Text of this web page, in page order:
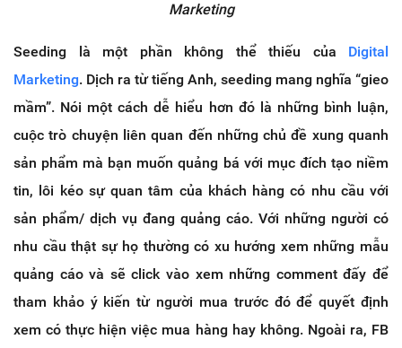
Marketing
Seeding là một phần không thể thiếu của Digital
Marketing. Dịch ra từ tiếng Anh, seeding mang nghĩa “gieo
mầm”. Nói một cách dễ hiểu hơn đó là những bình luận,
cuộc trò chuyện liên quan đến những chủ đề xung quanh
sản phẩm mà bạn muốn quảng bá với mục đích tạo niềm
tin, lôi kéo sự quan tâm của khách hàng có nhu cầu với
sản phẩm/ dịch vụ đang quảng cáo. Với những người có
nhu cầu thật sự họ thường có xu hướng xem những mẫu
quảng cáo và sẽ click vào xem những comment đấy để
tham khảo ý kiến từ người mua trước đó để quyết định
xem có thực hiện việc mua hàng hay không. Ngoài ra, FB